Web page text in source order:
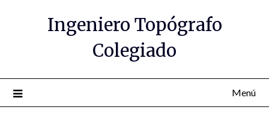
Ingeniero Topógrafo
Colegiado
Menú